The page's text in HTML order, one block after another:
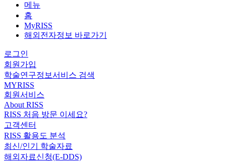
메뉴
홈
MyRISS
해외전자정보 바로가기
로그인
회원가입
학술연구정보서비스 검색
MYRISS
회원서비스
About RISS
RISS 처음 방문 이세요?
고객센터
RISS 활용도 분석
최신/인기 학술자료
해외자료신청(E-DDS)